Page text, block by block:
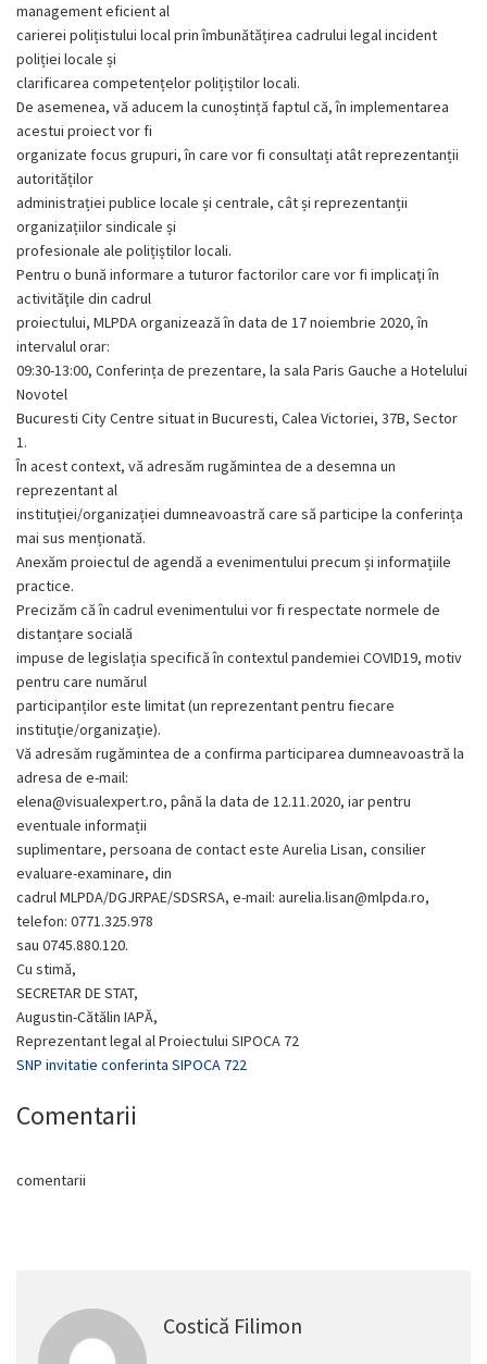
management eficient al
carierei polițistului local prin îmbunătățirea cadrului legal incident
poliției locale și
clarificarea competențelor polițiștilor locali.
De asemenea, vă aducem la cunoștință faptul că, în implementarea
acestui proiect vor fi
organizate focus grupuri, în care vor fi consultați atât reprezentanții
autorităților
administrației publice locale și centrale, cât și reprezentanții
organizațiilor sindicale și
profesionale ale polițiștilor locali.
Pentru o bună informare a tuturor factorilor care vor fi implicaţi în
activităţile din cadrul
proiectului, MLPDA organizează în data de 17 noiembrie 2020, în
intervalul orar:
09:30-13:00, Conferința de prezentare, la sala Paris Gauche a Hotelului
Novotel
Bucuresti City Centre situat in Bucuresti, Calea Victoriei, 37B, Sector
1.
În acest context, vă adresăm rugămintea de a desemna un
reprezentant al
instituției/organizației dumneavoastră care să participe la conferința
mai sus menționată.
Anexăm proiectul de agendă a evenimentului precum și informațiile
practice.
Precizăm că în cadrul evenimentului vor fi respectate normele de
distanțare socială
impuse de legislația specifică în contextul pandemiei COVID19, motiv
pentru care numărul
participanților este limitat (un reprezentant pentru fiecare
instituţie/organizaţie).
Vă adresăm rugămintea de a confirma participarea dumneavoastră la
adresa de e-mail:
elena@visualexpert.ro, până la data de 12.11.2020, iar pentru
eventuale informații
suplimentare, persoana de contact este Aurelia Lisan, consilier
evaluare-examinare, din
cadrul MLPDA/DGJRPAE/SDSRSA, e-mail: aurelia.lisan@mlpda.ro,
telefon: 0771.325.978
sau 0745.880.120.
Cu stimă,
SECRETAR DE STAT,
Augustin-Cătălin IAPĂ,
Reprezentant legal al Proiectului SIPOCA 72
SNP invitatie conferinta SIPOCA 722
Comentarii
comentarii
Costică Filimon